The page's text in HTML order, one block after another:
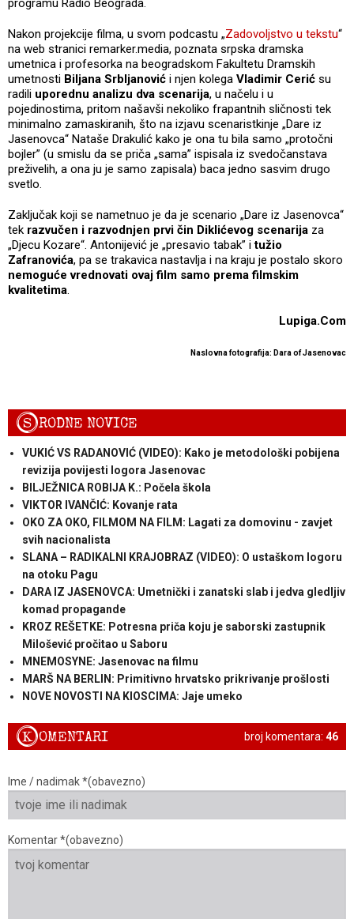
programu Radio Beograda.
Nakon projekcije filma, u svom podcastu „Zadovoljstvo u tekstu“
na web stranici remarker.media, poznata srpska dramska
umetnica i profesorka na beogradskom Fakultetu Dramskih
umetnosti Biljana Srbljanović i njen kolega Vladimir Cerić su
radili uporednu analizu dva scenarija, u načelu i u
pojedinostima, pritom našavši nekoliko frapantnih sličnosti tek
minimalno zamaskiranih, što na izjavu scenaristkinje „Dare iz
Jasenovca“ Nataše Drakulić kako je ona tu bila samo „protočni
bojler” (u smislu da se priča „sama” ispisala iz svedočanstava
preživelih, a ona ju je samo zapisala) baca jedno sasvim drugo
svetlo.
Zaključak koji se nametnuo je da je scenario „Dare iz Jasenovca“
tek razvučen i razvodnjen prvi čin Diklićevog scenarija za
„Djecu Kozare“. Antonijević je „presavio tabak” itužio
Zafranovića, pa se trakavica nastavlja i na kraju je postalo skoro
nemoguće vrednovati ovaj film samo prema filmskim
kvalitetima.
Lupiga.Com
Naslovna fotografija: Dara of Jasenovac
SRODNE NOVICE
VUKIĆ VS RADANOVIĆ (VIDEO): Kako je metodološki pobijena
revizija povijesti logora Jasenovac
BILJEŽNICA ROBIJA K.: Počela škola
VIKTOR IVANČIĆ: Kovanje rata
OKO ZA OKO, FILMOM NA FILM: Lagati za domovinu - zavjet
svih nacionalista
SLANA – RADIKALNI KRAJOBRAZ (VIDEO): O ustaškom logoru
na otoku Pagu
DARA IZ JASENOVCA: Umetnički i zanatski slab i jedva gledljiv
komad propagande
KROZ REŠETKE: Potresna priča koju je saborski zastupnik
Milošević pročitao u Saboru
MNEMOSYNE: Jasenovac na filmu
MARŠ NA BERLIN: Primitivno hrvatsko prikrivanje prošlosti
NOVE NOVOSTI NA KIOSCIMA: Jaje umeko
broj komentara: 46
KOMENTARI
Ime / nadimak *(obavezno)
Komentar *(obavezno)